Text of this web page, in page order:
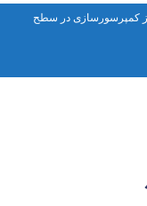
کمپرسورسازی در سطح